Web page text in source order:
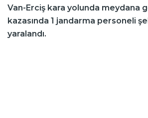
Van-Erciş kara yolunda meydana
kazasında 1 jandarma personeli
yaralandı.